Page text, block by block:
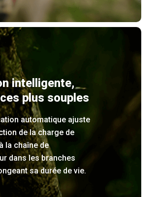
intelligente,
plus souples
automatique ajuste
de la charge de
la chaîne de
dans les branches
sa durée de vie.